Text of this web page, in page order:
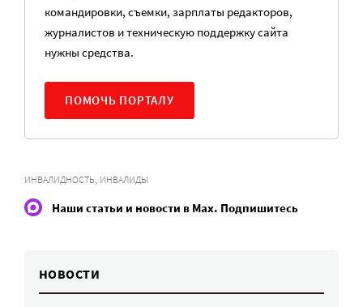
командировки, съемки, зарплаты редакторов,
журналистов и техническую поддержку сайта
нужны средства.
ПОМОЧЬ ПОРТАЛУ
ИНВАЛИДНОСТЬ, ИНВАЛИДЫ
Наши статьи и новости в Max. Подпишитесь
НОВОСТИ